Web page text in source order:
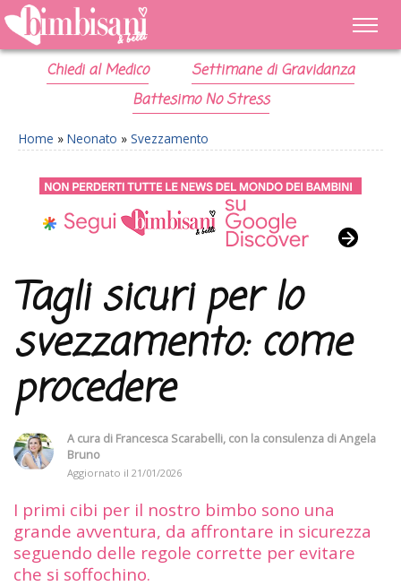
Chiedi al Medico
Settimane di Gravidanza
Battesimo No Stress
Home » Neonato » Svezzamento
Tagli sicuri per lo
svezzamento: come
procedere
A cura di Francesca Scarabelli, con la consulenza diAngela
Bruno
Aggiornato il 21/01/2026
I primi cibi per il nostro bimbo sono una
grande avventura, da affrontare in sicurezza
seguendo delle regole corrette per evitare
che si soffochino.